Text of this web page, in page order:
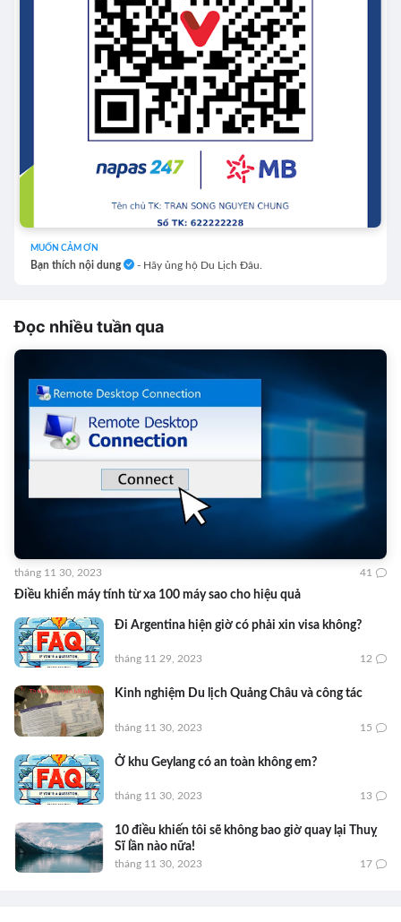
MUỐN CẢM ƠN
Bạn thích nội dung - Hãy ủng hộ Du Lịch Đâu.
Đọc nhiều tuần qua
Điều khiển máy tính từ xa 100 máy sao cho hiệu quả
tháng 11 30, 2023 41
Đi Argentina hiện giờ có phải xin visa không?
tháng 11 29, 2023 12
Kinh nghiệm Du lịch Quảng Châu và công tác
tháng 11 30, 2023 15
Ở khu Geylang có an toàn không em?
tháng 11 30, 2023 13
10 điều khiến tôi sẽ không bao giờ quay lại Thuỵ
Sĩ lần nào nữa!
tháng 11 30, 2023 17